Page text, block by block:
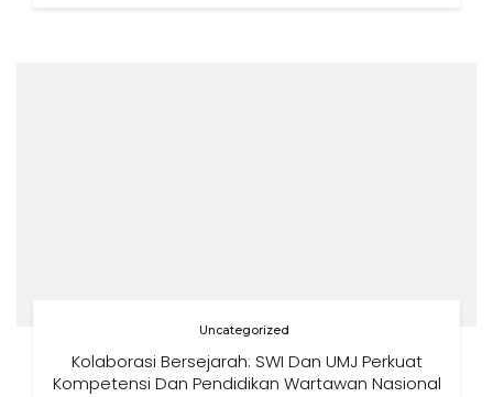
Uncategorized
Kolaborasi Bersejarah: SWI Dan UMJ Perkuat
Kompetensi Dan Pendidikan Wartawan Nasional